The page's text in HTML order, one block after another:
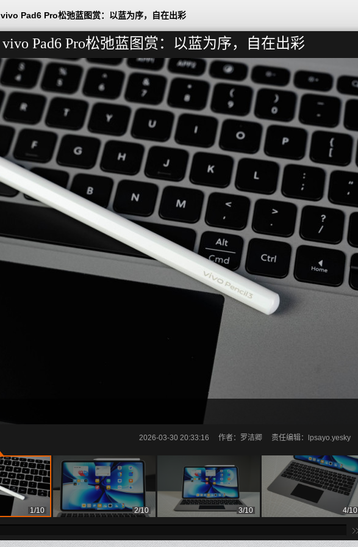
vivo Pad6 Pro松弛蓝图赏：以蓝为序，自在出彩
vivo Pad6 Pro松弛蓝图赏：以蓝为序，自在出彩
2026-03-30 20:33:16 作者：罗洁卿 责任编辑：lpsayo.yesky
1/10
2/10 3/10 4/10